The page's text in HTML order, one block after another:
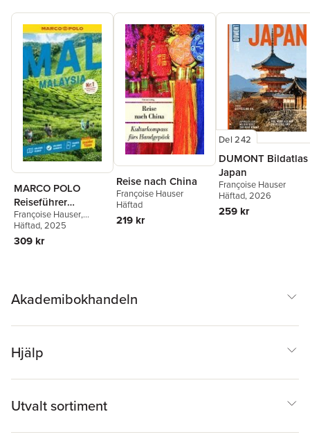
MARCO POLO
Reiseführer
Malaysia
Françoise Hauser,
Claudia Schneider
Häftad, 2025
309 kr
Reise nach China
Françoise Hauser
Häftad
219 kr
Del 242
DUMONT Bildatlas
Japan
Françoise Hauser
Häftad, 2026
259 kr
Akademibokhandeln
Hjälp
Utvalt sortiment